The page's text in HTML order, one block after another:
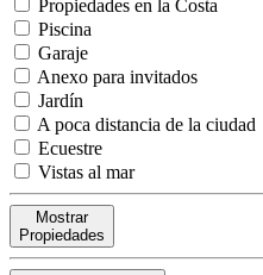
Propiedades en la Costa
Piscina
Garaje
Anexo para invitados
Jardín
A poca distancia de la ciudad
Ecuestre
Vistas al mar
Mostrar
Propiedades